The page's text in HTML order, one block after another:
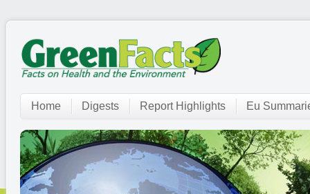
Home Digests Report Highlights Eu